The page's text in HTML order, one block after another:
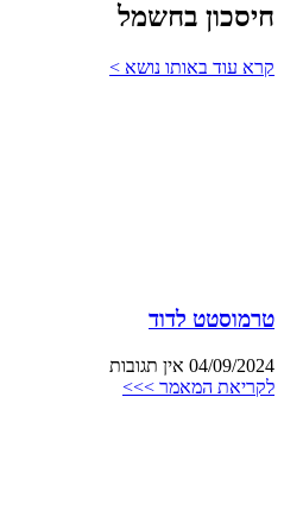
חיסכון בחשמל
קרא עוד באותו נושא >
טרמוסטט לדוד
04/09/2024 אין תגובות
לקריאת המאמר >>>